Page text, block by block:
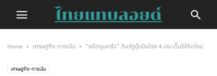
Home เศรษฐกิจ-การเงิน “อดีตขุนคลัง” ติงรัฐอุ้มบินไทย 4 ประเด็นให้คิดใหม่
เศรษฐกิจ-การเงิน